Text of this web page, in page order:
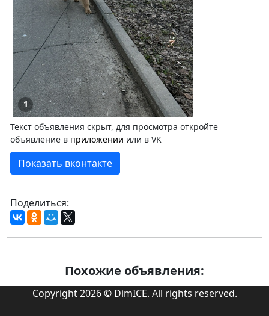
1
Текст объявления скрыт, для просмотра откройте
объявление в приложении или в VK
Показать вконтакте
Поделиться:
Похожие объявления:
Copyright 2026 © DimICE. All rights reserved.